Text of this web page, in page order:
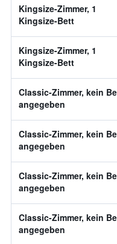
Kingsize-Zimmer, 1
Kingsize-Bett
Kingsize-Zimmer, 1
Kingsize-Bett
Classic-Zimmer, kein
angegeben
Classic-Zimmer, kein
angegeben
Classic-Zimmer, kein
angegeben
Classic-Zimmer, kein
angegeben